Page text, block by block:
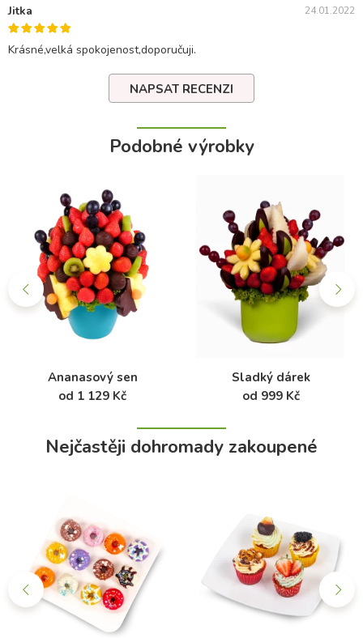
Jitka 24.01.2022
Krásné,velká spokojenost,doporučuji.
NAPSAT RECENZI
Podobné výrobky
Ananasový sen
od 1 129 Kč
Sladký dárek
od 999 Kč
Nejčastěji dohromady zakoupené